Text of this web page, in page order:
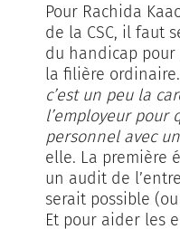
Pour Rachida
de la CSC, il faut
du handicap
la filière ordinaire.
c’est un peu la
l’employeur pour
personnel avec
elle. La première
un audit de
serait possible
Et pour aider les